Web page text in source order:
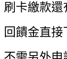
刷卡繳款還
回饋金直